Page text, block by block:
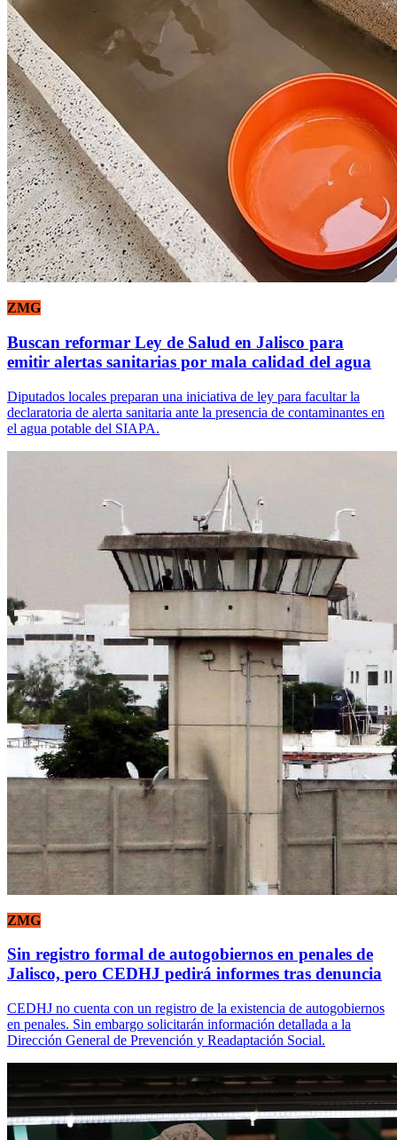
ZMG
Buscan reformar Ley de Salud en Jalisco para
emitir alertas sanitarias por mala calidad del agua
Diputados locales preparan una iniciativa de ley para facultar la
declaratoria de alerta sanitaria ante la presencia de contaminantes en
el agua potable del SIAPA.
ZMG
Sin registro formal de autogobiernos en penales de
Jalisco, pero CEDHJ pedirá informes tras denuncia
CEDHJ no cuenta con un registro de la existencia de autogobiernos
en penales. Sin embargo solicitarán información detallada a la
Dirección General de Prevención y Readaptación Social.